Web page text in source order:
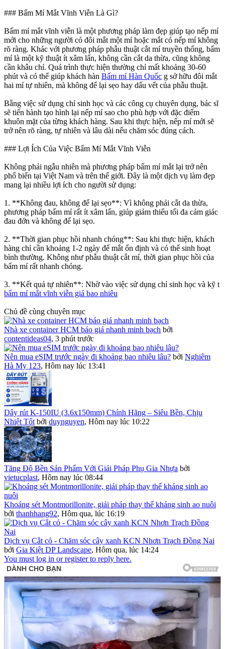
### Bấm Mí Mắt Vĩnh Viễn Là Gì?
Bấm mí mắt vĩnh viễn là một phương pháp làm đẹp giúp tạo nếp mí
mới cho những người có đôi mắt một mí hoặc mắt có nếp mí không
rõ ràng. Khác với phương pháp phẫu thuật cắt mí truyền thống, bấm
mí là một kỹ thuật ít xâm lấn, không cần cắt da thừa, cũng không
cần khâu chỉ. Quá trình thực hiện thường chỉ mất khoảng 30-60
phút và có thể giúp khách hàn Bấm mí Hàn Quốc g sở hữu đôi mắt
hai mí tự nhiên, mà không để lại sẹo hay dấu vết của phẫu thuật.
Bằng việc sử dụng chỉ sinh học và các công cụ chuyên dụng, bác sĩ
sẽ tiến hành tạo hình lại nếp mí sao cho phù hợp với đặc điểm
khuôn mặt của từng khách hàng. Sau khi thực hiện, nếp mí mới sẽ
trở nên rõ ràng, tự nhiên và lâu dài nếu chăm sóc đúng cách.
### Lợi Ích Của Việc Bấm Mí Mắt Vĩnh Viễn
Không phải ngẫu nhiên mà phương pháp bấm mí mắt lại trở nên
phổ biến tại Việt Nam và trên thế giới. Đây là một dịch vụ làm đẹp
mang lại nhiều lợi ích cho người sử dụng:
1. **Không đau, không để lại sẹo**: Vì không phải cắt da thừa,
phương pháp bấm mí rất ít xâm lấn, giúp giảm thiểu tối đa cảm giác
đau đớn và không để lại sẹo.
2. **Thời gian phục hồi nhanh chóng**: Sau khi thực hiện, khách
hàng chỉ cần khoảng 1-2 ngày để mắt ổn định và có thể sinh hoạt
bình thường. Không như phẫu thuật cắt mí, thời gian phục hồi của
bấm mí rất nhanh chóng.
3. **Kết quả tự nhiên**: Nhờ vào việc sử dụng chỉ sinh học và kỹ t
bấm mí mắt vĩnh viễn giá bao nhiêu
Chủ đề cùng chuyên mục
Nhà xe container HCM báo giá nhanh minh bạch bởi
contentideas04, 3 phút trước
Nên mua eSIM trước ngày đi khoảng bao nhiêu lâu? bởi Nghiêm
Hà My 123, Hôm nay lúc 13:41
Dây rút K-150IU (3.6x150mm) Chính Hãng – Siêu Bền, Chịu
Nhiệt Tốt bởi duynguyen, Hôm nay lúc 10:22
Tăng Độ Bền Sản Phẩm Với Giải Pháp Phụ Gia Nhựa bởi
vietucplast, Hôm nay lúc 08:44
Khoáng sét Montmorillonite, giải pháp thay thế kháng sinh ao nuôi
bởi thanhhang92, Hôm qua, lúc 16:19
Dịch vụ Cắt cỏ - Chăm sóc cây xanh KCN Nhơn Trạch Đồng Nai
bởi Gia Kiệt DP Landscape, Hôm qua, lúc 14:24
You must log in or register to reply here.